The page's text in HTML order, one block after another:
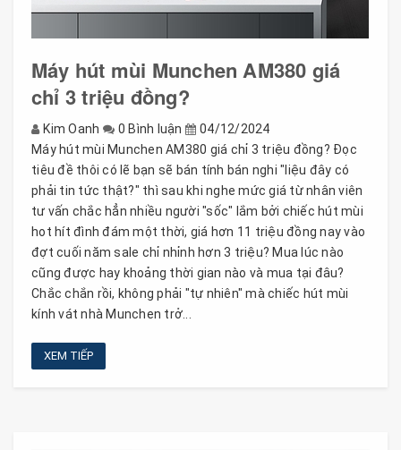
Máy hút mùi Munchen AM380 giá
chỉ 3 triệu đồng?
Kim Oanh 0 Bình luận
04/12/2024
Máy hút mùi Munchen AM380 giá chỉ 3 triệu đồng? Đọc
tiêu đề thôi có lẽ bạn sẽ bán tính bán nghi "liệu đây có
phải tin tức thật?" thì sau khi nghe mức giá từ nhân viên
tư vấn chắc hẳn nhiều người "sốc" lắm bởi chiếc hút mùi
hot hít đình đám một thời, giá hơn 11 triệu đồng nay vào
đợt cuối năm sale chỉ nhỉnh hơn 3 triệu? Mua lúc nào
cũng được hay khoảng thời gian nào và mua tại đâu?
Chắc chắn rồi, không phải "tự nhiên" mà chiếc hút mùi
kính vát nhà Munchen trở...
XEM TIẾP